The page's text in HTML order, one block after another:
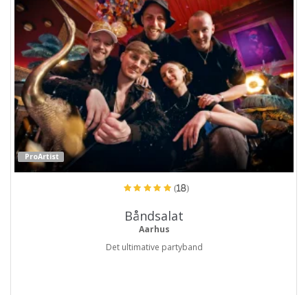
ProArtist
(18)
Båndsalat
Aarhus
Det ultimative partyband